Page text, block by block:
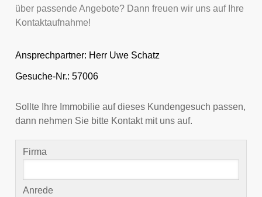
über passende Angebote? Dann freuen wir uns auf Ihre
Kontaktaufnahme!
Ansprechpartner: Herr Uwe Schatz
Gesuche-Nr.: 57006
Sollte Ihre Immobilie auf dieses Kundengesuch passen,
dann nehmen Sie bitte Kontakt mit uns auf.
Firma
Anrede